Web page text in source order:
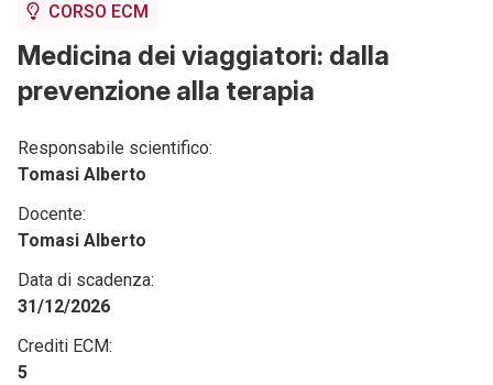
CORSO ECM
Medicina dei viaggiatori: dalla
prevenzione alla terapia
Responsabile scientifico:
Tomasi Alberto
Docente:
Tomasi Alberto
Data di scadenza:
31/12/2026
Crediti ECM:
5